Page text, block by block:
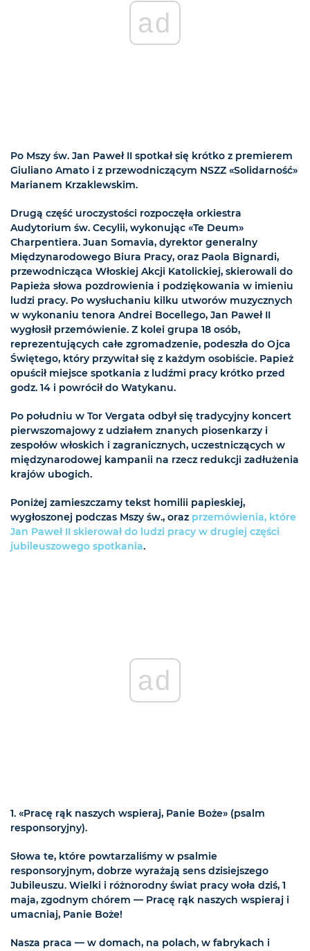
ad
Po Mszy św. Jan Paweł II spotkał się krótko z premierem
Giuliano Amato i z przewodniczącym NSZZ «Solidarność»
Marianem Krzaklewskim.
Drugą część uroczystości rozpoczęła orkiestra
Audytorium św. Cecylii, wykonując «Te Deum»
Charpentiera. Juan Somavia, dyrektor generalny
Międzynarodowego Biura Pracy, oraz Paola Bignardi,
przewodnicząca Włoskiej Akcji Katolickiej, skierowali do
Papieża słowa pozdrowienia i podziękowania w imieniu
ludzi pracy. Po wysłuchaniu kilku utworów muzycznych
w wykonaniu tenora Andrei Bocellego, Jan Paweł II
wygłosił przemówienie. Z kolei grupa 18 osób,
reprezentujących całe zgromadzenie, podeszła do Ojca
Świętego, który przywitał się z każdym osobiście. Papież
opuścił miejsce spotkania z ludźmi pracy krótko przed
godz. 14 i powrócił do Watykanu.
Po południu w Tor Vergata odbył się tradycyjny koncert
pierwszomajowy z udziałem znanych piosenkarzy i
zespołów włoskich i zagranicznych, uczestniczących w
międzynarodowej kampanii na rzecz redukcji zadłużenia
krajów ubogich.
Poniżej zamieszczamy tekst homilii papieskiej,
wygłoszonej podczas Mszy św., oraz przemówienia, które
Jan Paweł II skierował do ludzi pracy w drugiej części
jubileuszowego spotkania.
ad
1. «Pracę rąk naszych wspieraj, Panie Boże» (psalm
responsoryjny).
Słowa te, które powtarzaliśmy w psalmie
responsoryjnym, dobrze wyrażają sens dzisiejszego
Jubileuszu. Wielki i różnorodny świat pracy woła dziś, 1
maja, zgodnym chórem — Pracę rąk naszych wspieraj i
umacniaj, Panie Boże!
Nasza praca — w domach, na polach, w fabrykach i